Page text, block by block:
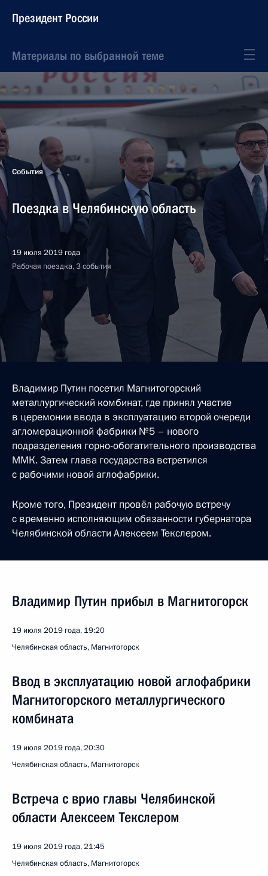
Президент России
Материалы по выбранной теме
События
Поездка в Челябинскую область
19 июля 2019 года
Рабочая поездка, 3 события
Владимир Путин посетил Магнитогорский
металлургический комбинат, где принял участие
в церемонии ввода в эксплуатацию второй очереди
агломерационной фабрики №5 – нового
подразделения горно-обогатительного производства
ММК. Затем глава государства встретился
с рабочими новой аглофабрики.
Кроме того, Президент провёл рабочую встречу
с временно исполняющим обязанности губернатора
Челябинской области Алексеем Текслером.
Владимир Путин прибыл в Магнитогорск
19 июля 2019 года, 19:20
Челябинская область, Магнитогорск
Ввод в эксплуатацию новой аглофабрики
Магнитогорского металлургического
комбината
19 июля 2019 года, 20:30
Челябинская область, Магнитогорск
Встреча с врио главы Челябинской
области Алексеем Текслером
19 июля 2019 года, 21:45
Челябинская область, Магнитогорск